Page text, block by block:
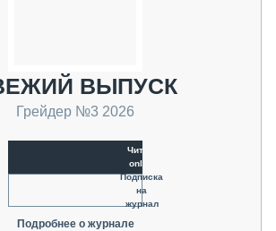
ВЫПУСК
Грейдер №3 2026
Читать
online
Подписка
на
журнал
Подробнее о журнале